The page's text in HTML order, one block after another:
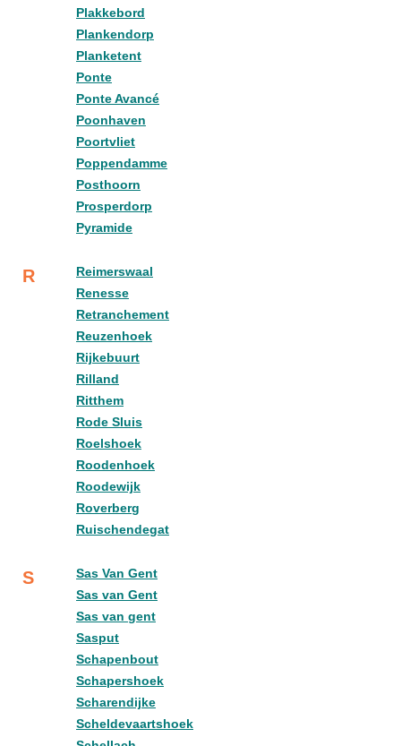
Plakkebord
Plankendorp
Planketent
Ponte
Ponte Avancé
Poonhaven
Poortvliet
Poppendamme
Posthoorn
Prosperdorp
Pyramide
R
Reimerswaal
Renesse
Retranchement
Reuzenhoek
Rijkebuurt
Rilland
Ritthem
Rode Sluis
Roelshoek
Roodenhoek
Roodewijk
Roverberg
Ruischendegat
S
Sas Van Gent
Sas van Gent
Sas van gent
Sasput
Schapenbout
Schapershoek
Scharendijke
Scheldevaartshoek